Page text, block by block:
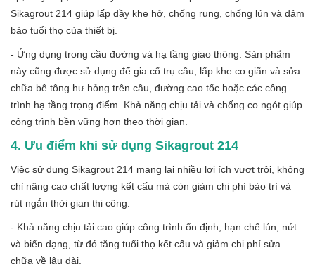
Sikagrout 214 giúp lấp đầy khe hở, chống rung, chống lún và đảm
bảo tuổi thọ của thiết bị.
- Ứng dụng trong cầu đường và hạ tầng giao thông: Sản phẩm
này cũng được sử dụng để gia cố trụ cầu, lấp khe co giãn và sửa
chữa bê tông hư hỏng trên cầu, đường cao tốc hoặc các công
trình hạ tầng trọng điểm. Khả năng chịu tải và chống co ngót giúp
công trình bền vững hơn theo thời gian.
4. Ưu điểm khi sử dụng Sikagrout 214
Việc sử dụng Sikagrout 214 mang lại nhiều lợi ích vượt trội, không
chỉ nâng cao chất lượng kết cấu mà còn giảm chi phí bảo trì và
rút ngắn thời gian thi công.
- Khả năng chịu tải cao giúp công trình ổn định, hạn chế lún, nứt
và biến dạng, từ đó tăng tuổi thọ kết cấu và giảm chi phí sửa
chữa về lâu dài.